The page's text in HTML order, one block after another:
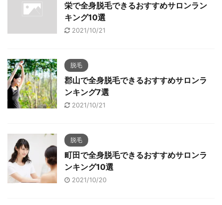
栄で全身脱毛できるおすすめサロンラン
キング10選
2021/10/21
脱毛
郡山で全身脱毛できるおすすめサロンラ
ンキング7選
2021/10/21
脱毛
町田で全身脱毛できるおすすめサロンラ
ンキング10選
2021/10/20